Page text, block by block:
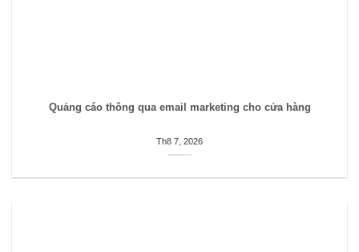
Quảng cáo thông qua email marketing cho cửa hàng
Th8 7, 2026